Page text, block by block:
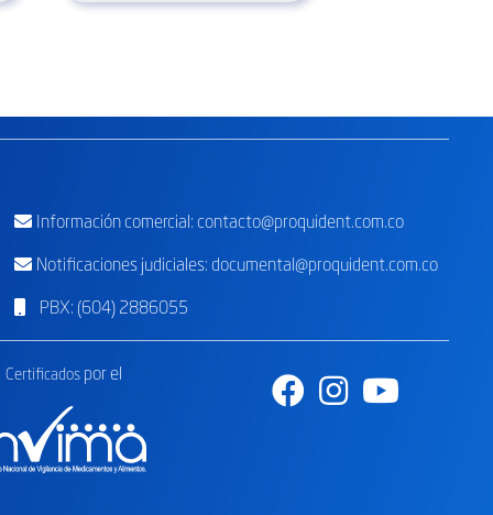
Información comercial: contacto@proquident.com.co
Notificaciones judiciales: documental@proquident.com.co
PBX: (604) 2886055
Certificadospor el
FacebookInstagram
Youtube